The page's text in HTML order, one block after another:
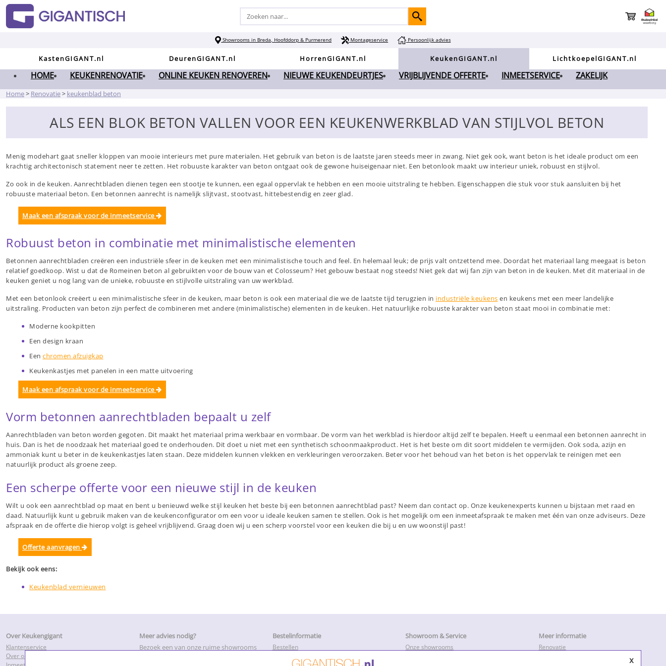
x
Showrooms in Breda, Hoofddorp & Purmerend Montageservice Persoonlijk advies
KastenGIGANT.nl DeurenGIGANT.nl HorrenGIGANT.nl KeukenGIGANT.nl LichtkoepelGIGANT.nl
HOME KEUKENRENOVATIE ONLINE KEUKEN RENOVEREN NIEUWE KEUKENDEURTJES VRIJBLIJVENDE OFFERTE INMEETSERVICE ZAKELIJK
Home> Renovatie> keukenblad beton
ALS EEN BLOK BETON VALLEN VOOR EEN KEUKENWERKBLAD VAN STIJLVOL BETON
Menig modehart gaat sneller kloppen van mooie interieurs met pure materialen. Het gebruik van beton is de laatste jaren steeds meer in zwang. Niet gek ook, want beton is het ideale product om een
krachtig architectonisch statement neer te zetten. Het robuuste karakter van beton ontgaat ook de gewone huiseigenaar niet. Een betonlook maakt uw interieur uniek, robuust en stijlvol.
Zo ook in de keuken. Aanrechtbladen dienen tegen een stootje te kunnen, een egaal oppervlak te hebben en een mooie uitstraling te hebben. Eigenschappen die stuk voor stuk aansluiten bij het
robuuste materiaal beton. Een betonnen aanrecht is namelijk slijtvast, stootvast, hittebestendig en zeer glad.
Maak een afspraak voor de inmeetservice
Robuust beton in combinatie met minimalistische elementen
Betonnen aanrechtbladen creëren een industriële sfeer in de keuken met een minimalistische touch and feel. En helemaal leuk; de prijs valt ontzettend mee. Doordat het materiaal lang meegaat is beton
relatief goedkoop. Wist u dat de Romeinen beton al gebruikten voor de bouw van et Colosseum? Het gebouw bestaat nog steeds! Niet gek dat wij fan zijn van beton in de keuken. Met dit materiaal in de
keuken geniet u nog lang van de unieke, robuuste en stijlvolle uitstraling van uw werkblad.
Met een betonlook creëert u een minimalistische sfeer in de keuken, maar beton is ook een materiaal die we de laatste tijd terugzien in industriële keukens en keukens met een meer landelijke
uitstraling. Producten van beton zijn perfect de combineren met andere (minimalistische) elementen in de keuken. Het natuurlijke robuuste karakter van beton staat mooi in combinatie met:
Moderne kookpitten
Een design kraan
Een chromen afzuigkap
Keukenkastjes met panelen in een matte uitvoering
Maak een afspraak voor de inmeetservice
Vorm betonnen aanrechtbladen bepaalt u zelf
Aanrechtbladen van beton worden gegoten. Dit maakt het materiaal prima werkbaar en vormbaar. De vorm van het werkblad is hierdoor altijd zelf te bepalen. Heeft u eenmaal een betonnen aanrecht in
huis. Dan is het de noodzaak het materiaal goed te onderhouden. Dit doet u niet met een synthetisch schoonmaakproduct. Het is het beste om dit soort middelen te vermijden. Ook soda, azijn en
ammoniak kunt u beter in de keukenkastjes laten staan. Deze middelen kunnen vlekken en verkleuringen veroorzaken. Beter voor het behoud van het beton is het oppervlak te reinigen met een
natuurlijk product als groene zeep.
Een scherpe offerte voor een nieuwe stijl in de keuken
Wilt u ook een aanrechtblad op maat en bent u benieuwd welke stijl keuken het beste bij een betonnen aanrechtblad past? Neem dan contact op. Onze keukenexperts kunnen u bijstaan met raad en
daad. Natuurlijk kunt u gebruik maken van de keukenconfigurator om een voor u ideale keuken samen te stellen. Ook is het mogelijk om een inmeetafspraak te maken met één van onze adviseurs. Deze
afspraak en de offerte die hierop volgt is geheel vrijblijvend. Graag doen wij u een scherp voorstel voor een keuken die bij u en uw woonstijl past!
Offerte aanvragen
Bekijk ook eens:
Keukenblad vernieuwen
Over Keukengigant
Klantenservice
Over ons
Meer advies nodig?
Bezoek een van onze ruime showrooms
Bestelinformatie
Bestellen
Showroom & Service
Onze showrooms
Meer informatie
Renovatie